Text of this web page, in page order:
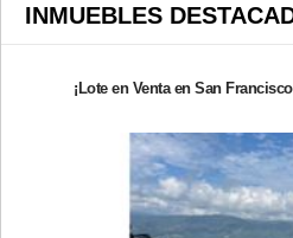
INMUEBLES
¡Lote en Venta en San